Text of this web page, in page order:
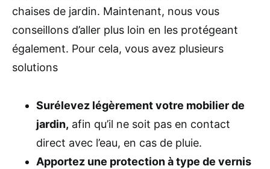
chaises de jardin. Maintenant, nous vous
conseillons d’aller plus loin en les protégeant
également. Pour cela, vous avez plusieurs
solutions
Surélevez légèrement votre mobilier de
jardin, afin qu’il ne soit pas en contact
direct avec l’eau, en cas de pluie.
Apportez une protection à type de vernis